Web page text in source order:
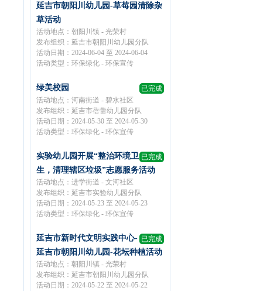
延吉市朝阳川幼儿园-草莓园清除杂
草活动
活动地点：朝阳川镇 - 光荣村
发布组织：延吉市朝阳川幼儿园分队
活动日期：2024-06-04 至 2024-06-04
活动类型：环保绿化 - 环保宣传
已完成
绿美校园
活动地点：河南街道 - 碧水社区
发布组织：延吉市蓓蕾幼儿园分队
活动日期：2024-05-30 至 2024-05-30
活动类型：环保绿化 - 环保宣传
已完成
实验幼儿园开展“整治环境卫
生，清理辖区垃圾”志愿服务活动
活动地点：进学街道 - 文河社区
发布组织：延吉市实验幼儿园分队
活动日期：2024-05-23 至 2024-05-23
活动类型：环保绿化 - 环保宣传
已完成
延吉市新时代文明实践中心-
延吉市朝阳川幼儿园-花坛种植活动
活动地点：朝阳川镇 - 光荣村
发布组织：延吉市朝阳川幼儿园分队
活动日期：2024-05-22 至 2024-05-22